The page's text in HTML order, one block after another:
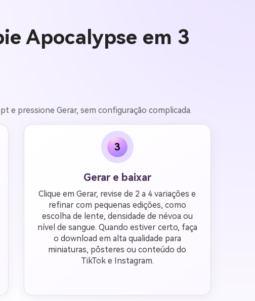
Apocalypse em 3
e pressione Gerar, sem configuração complicada.
3
Gerar e baixar
Clique em Gerar, revise de 2 a 4 variações e
refinar com pequenas edições, como
escolha de lente, densidade de névoa ou
nível de sangue. Quando estiver certo, faça
o download em alta qualidade para
miniaturas, pôsteres ou conteúdo do
TikTok e Instagram.